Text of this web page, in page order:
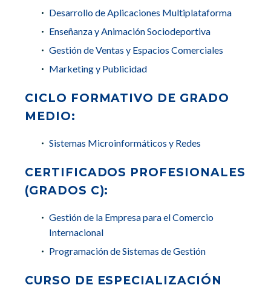
Desarrollo de Aplicaciones Multiplataforma
Enseñanza y Animación Sociodeportiva
Gestión de Ventas y Espacios Comerciales
Marketing y Publicidad
CICLO FORMATIVO DE GRADO
MEDIO:
Sistemas Microinformáticos y Redes
CERTIFICADOS PROFESIONALES
(GRADOS C):
Gestión de la Empresa para el Comercio
Internacional
Programación de Sistemas de Gestión
CURSO DE ESPECIALIZACIÓN